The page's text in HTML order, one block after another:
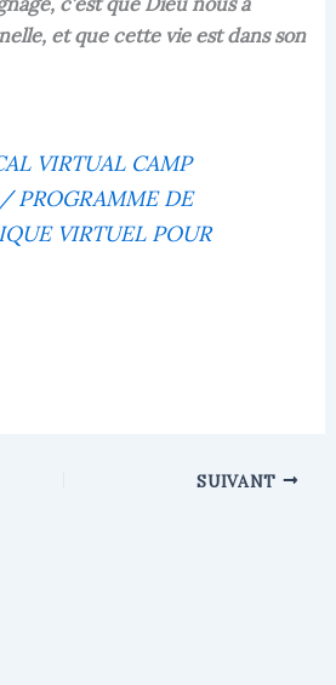
et que cette vie est dans son
VIRTUAL CAMP
PROGRAMME DE
VIRTUEL POUR
SUIVANT